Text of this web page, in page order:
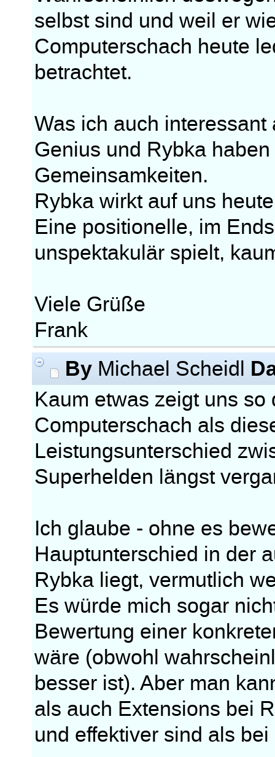
selbst sind und weil er
Computerschach heute
betrachtet.
Was ich auch
Genius und Rybka
Gemeinsamkeiten.
Rybka wirkt auf uns
Eine positionelle, im
unspektakulär spielt,
Viele Grüße
Frank
By Michael Scheidl
Kaum etwas zeigt uns
Computerschach als
Leistungsunterschied
Superhelden längst
Ich glaube - ohne es
Hauptunterschied in der
Rybka liegt, vermutlich
Es würde mich sogar
Bewertung einer
wäre (obwohl
besser ist). Aber man
als auch Extensions bei
und effektiver sind als